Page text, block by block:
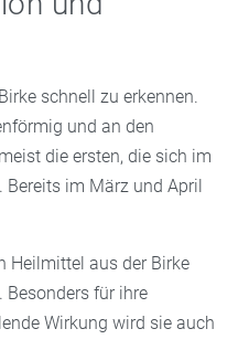
schnell zu erkennen.
und an den
die ersten, die sich im
Bereits im März und April
Heilmittel aus der Birke
Besonders für ihre
Wirkung wird sie auch